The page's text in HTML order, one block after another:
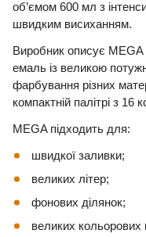
об’ємом 600 мл з
швидким висиханням.
Виробник описує
емаль із великою
фарбування різних
компактній палітрі з 16
MEGA підходить для:
швидкої заливки;
великих літер;
фонових ділянок;
великих кольорових